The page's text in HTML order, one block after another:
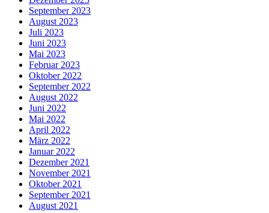
September 2023
August 2023
Juli 2023
Juni 2023
Mai 2023
Februar 2023
Oktober 2022
September 2022
August 2022
Juni 2022
Mai 2022
April 2022
März 2022
Januar 2022
Dezember 2021
November 2021
Oktober 2021
September 2021
August 2021